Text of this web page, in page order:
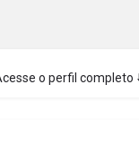
o perfil completo